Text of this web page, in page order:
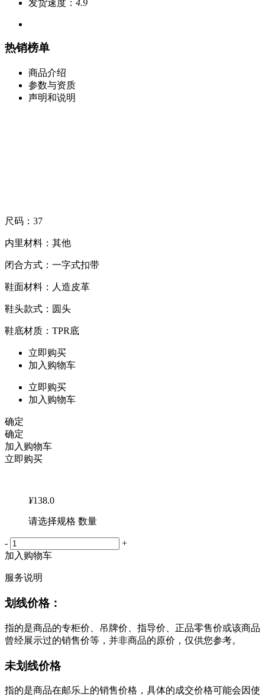
发货速度： 4.9
热销榜单
商品介绍
参数与资质
声明和说明
尺码：37
内里材料：其他
闭合方式：一字式扣带
鞋面材料：人造皮革
鞋头款式：圆头
鞋底材质：TPR底
立即购买
加入购物车
立即购买
加入购物车
确定
确定
加入购物车
立即购买
¥138.0
请选择规格 数量
-
+
加入购物车
服务说明
划线价格：
指的是商品的专柜价、吊牌价、指导价、正品零售价或该商品
曾经展示过的销售价等，并非商品的原价，仅供您参考。
未划线价格
指的是商品在邮乐上的销售价格，具体的成交价格可能会因使